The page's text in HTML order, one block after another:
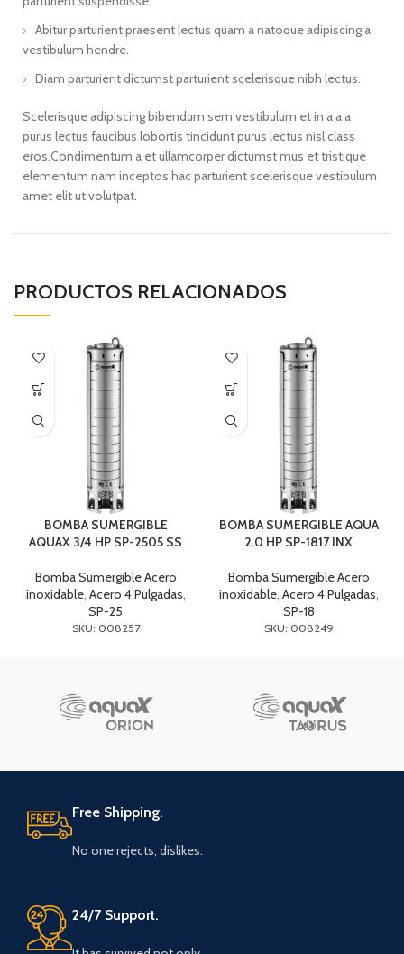
Abitur parturient praesent lectus quam a natoque adipiscing a
vestibulum hendre.
Diam parturient dictumst parturient scelerisque nibh lectus.
Scelerisque adipiscing bibendum sem vestibulum et in a a a
purus lectus faucibus lobortis tincidunt purus lectus nisl class
eros.Condimentum a et ullamcorper dictumst mus et tristique
elementum nam inceptos hac parturient scelerisque vestibulum
amet elit ut volutpat.
PRODUCTOS RELACIONADOS
BOMBA SUMERGIBLE
AQUAX 3/4 HP SP-2505 SS
Bomba Sumergible Acero
inoxidable, Acero 4 Pulgadas,
SP-25
SKU: 008257
BOMBA SUMERGIBLE AQUA
2.0 HP SP-1817 INX
Bomba Sumergible Acero
inoxidable, Acero 4 Pulgadas,
SP-18
SKU: 008249
Free Shipping.
No one rejects, dislikes.
24/7 Support.